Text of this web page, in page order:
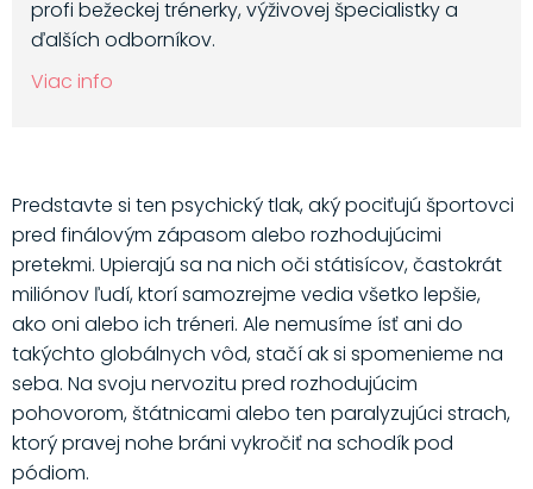
profi bežeckej trénerky, výživovej špecialistky a
ďalších odborníkov.
Viac info
Predstavte si ten psychický tlak, aký pociťujú športovci
pred finálovým zápasom alebo rozhodujúcimi
pretekmi. Upierajú sa na nich oči státisícov, častokrát
miliónov ľudí, ktorí samozrejme vedia všetko lepšie,
ako oni alebo ich tréneri. Ale nemusíme ísť ani do
takýchto globálnych vôd, stačí ak si spomenieme na
seba. Na svoju nervozitu pred rozhodujúcim
pohovorom, štátnicami alebo ten paralyzujúci strach,
ktorý pravej nohe bráni vykročiť na schodík pod
pódiom.